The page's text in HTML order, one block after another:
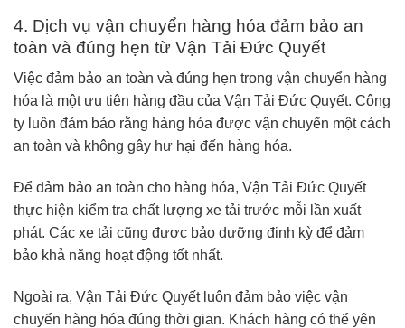
4. Dịch vụ vận chuyển hàng hóa đảm bảo an
toàn và đúng hẹn từ Vận Tải Đức Quyết
Việc đảm bảo an toàn và đúng hẹn trong vận chuyển hàng
hóa là một ưu tiên hàng đầu của Vận Tải Đức Quyết. Công
ty luôn đảm bảo rằng hàng hóa được vận chuyển một cách
an toàn và không gây hư hại đến hàng hóa.
Để đảm bảo an toàn cho hàng hóa, Vận Tải Đức Quyết
thực hiện kiểm tra chất lượng xe tải trước mỗi lần xuất
phát. Các xe tải cũng được bảo dưỡng định kỳ để đảm
bảo khả năng hoạt động tốt nhất.
Ngoài ra, Vận Tải Đức Quyết luôn đảm bảo việc vận
chuyển hàng hóa đúng thời gian. Khách hàng có thể yên